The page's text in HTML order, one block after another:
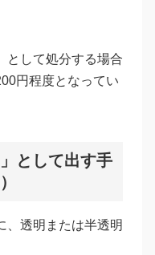
として処分する場合
円程度となってい
として出す手
、透明または半透明